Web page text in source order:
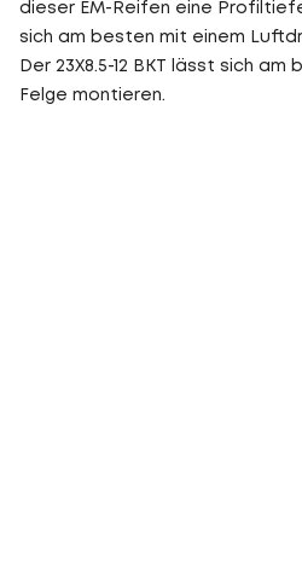
dieser EM-Reifen eine Profiltiefe
sich am besten mit einem
Der 23X8.5-12 BKT lässt sich
Felge montieren.